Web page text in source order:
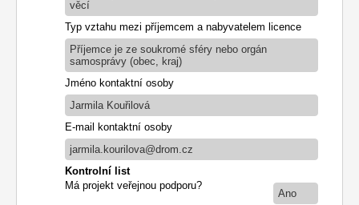
věcí
Typ vztahu mezi příjemcem a nabyvatelem licence
Příjemce je ze soukromé sféry nebo orgán
samosprávy (obec, kraj)
Jméno kontaktní osoby
Jarmila Kouřilová
E-mail kontaktní osoby
jarmila.kourilova@drom.cz
Kontrolní list
Má projekt veřejnou podporu?
Ano